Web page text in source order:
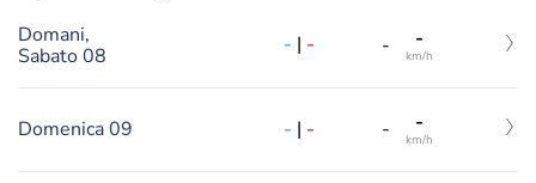
Domani,
Sabato 08
- | - - -
km/h
Domenica 09 - | - - -
km/h